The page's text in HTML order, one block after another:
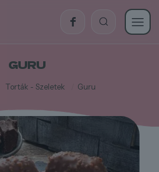
GURU
Torták - Szeletek Guru